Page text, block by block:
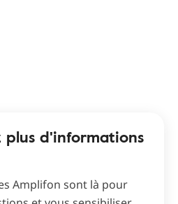
plus d'informations
Amplifon sont là pour